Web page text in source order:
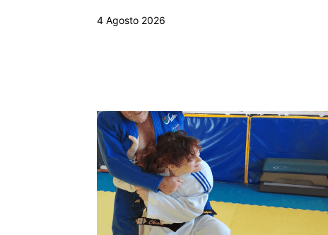
4 Agosto 2026